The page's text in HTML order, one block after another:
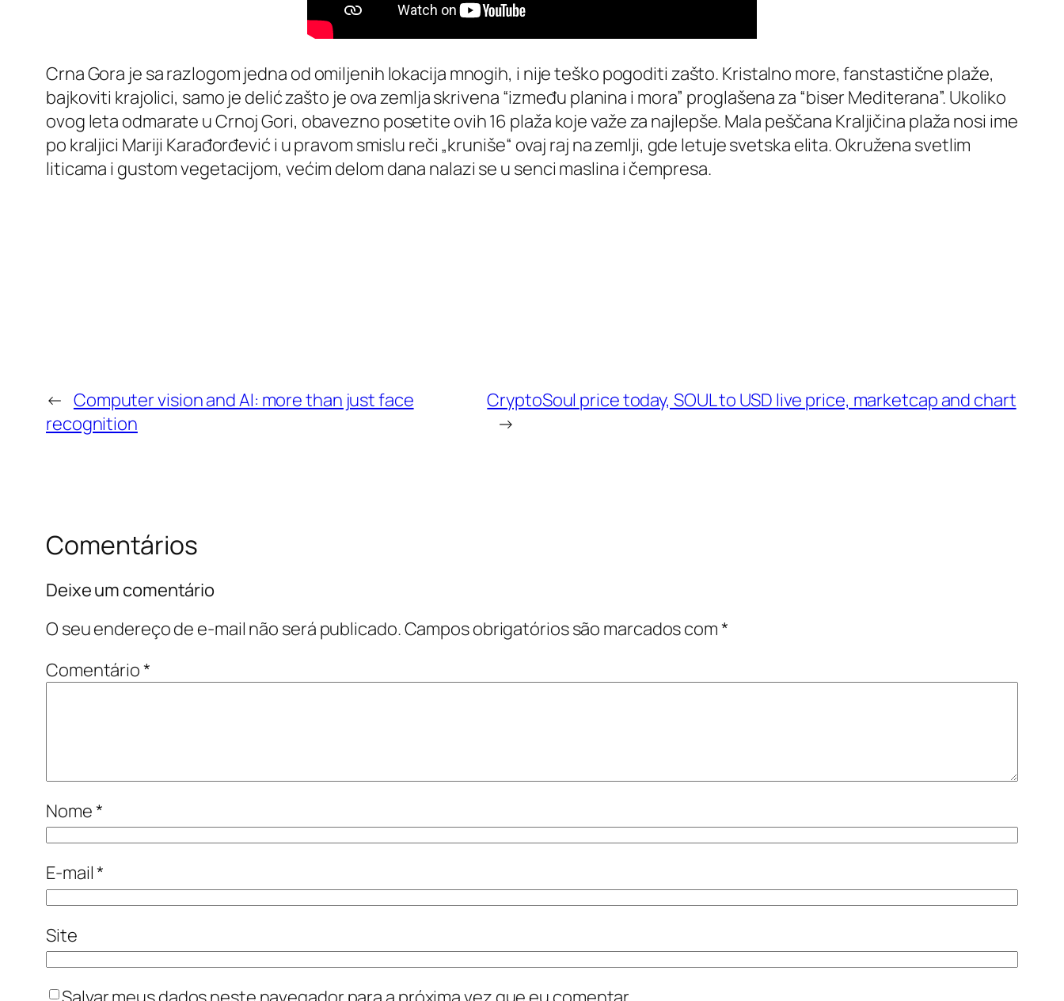
Crna Gora je sa razlogom jedna od omiljenih lokacija mnogih, i nije teško pogoditi zašto. Kristalno more, fanstastične plaže,
bajkoviti krajolici, samo je delić zašto je ova zemlja skrivena “između planina i mora” proglašena za “biser Mediterana”. Ukoliko
ovog leta odmarate u Crnoj Gori, obavezno posetite ovih 16 plaža koje važe za najlepše. Mala peščana Kraljičina plaža nosi ime
po kraljici Mariji Karađorđević i u pravom smislu reči „kruniše“ ovaj raj na zemlji, gde letuje svetska elita. Okružena svetlim
liticama i gustom vegetacijom, većim delom dana nalazi se u senci maslina i čempresa.
← Computer vision and AI: more than just face
recognition
CryptoSoul price today, SOUL to USD live price, marketcap and chart
→
Comentários
Deixe um comentário
O seu endereço de e-mail não será publicado.Campos obrigatórios são marcados com*
Comentário*
Nome*
E-mail*
Site